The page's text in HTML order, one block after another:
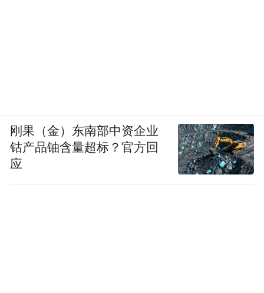
刚果（金）东南部中资企业
钴产品铀含量超标？官方回
应